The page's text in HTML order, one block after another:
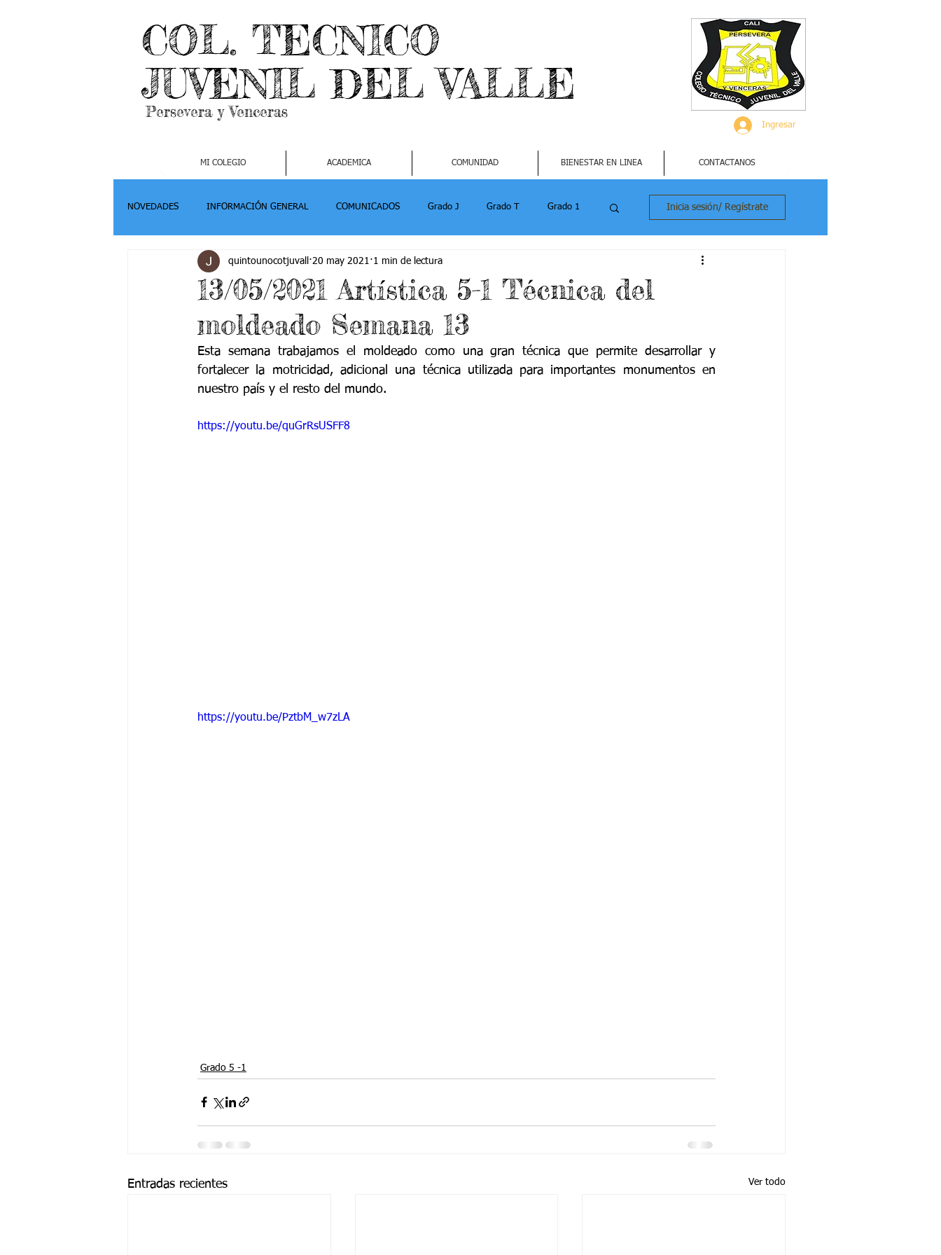
COL. TECNICO
JUVENIL DEL VALLE
Persevera y Venceras
Ingresar
MI COLEGIO ACADEMICA COMUNIDAD BIENESTAR EN LINEA CONTACTANOS
NOVEDADES INFORMACIÓN GENERAL COMUNICADOS Grado J Grado T Grado 1
Grado 3 Grado 4-1 Grado 4-2 Grado 5 -1
Grado 6 -1 Grado 6 -2 Grado 7 -1 Grado 7 -2 Grado 8 -1
Grado 9 -1 Grado 9 -2 Grado 10 -1 Grado 10 -2 Grado 11
PSICOLOGÍA INSTITUCIONAL Deportes
Inicia sesión/ Regístrate
13/05/2021 Artística 5-1 Técnica del
moldeado Semana 13
quintounocotjuvall 20 may 2021 1 min de lectura
Esta semana trabajamos el moldeado como una gran técnica que permite desarrollar y
fortalecer la motricidad, adicional una técnica utilizada para importantes monumentos en
nuestro país y el resto del mundo.
https://youtu.be/quGrRsUSFF8
https://youtu.be/PztbM_w7zLA
Grado 5 -1
Entradas recientes Ver todo